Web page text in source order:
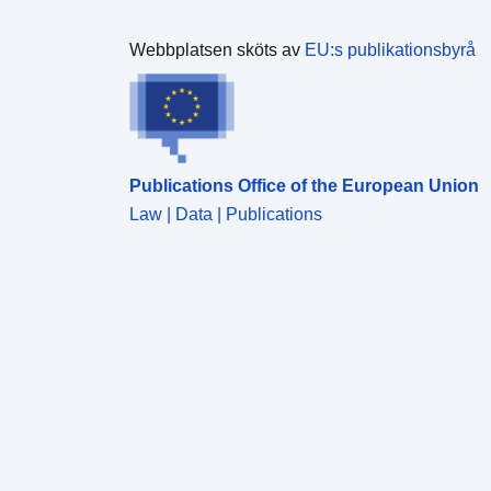
Webbplatsen sköts av EU:s publikationsbyrå
Publications Office of the European Union
Law | Data | Publications